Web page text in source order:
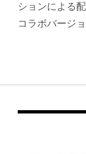
ションによる
コラボバージ